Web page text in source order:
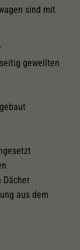
sind mit
gewellten
Dächer
aus dem